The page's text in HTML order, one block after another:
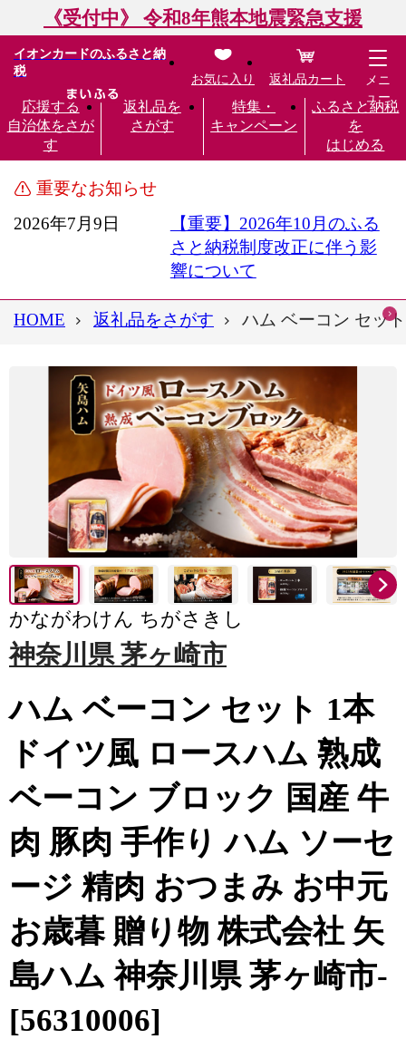
《受付中》 令和8年熊本地震緊急支援
イオンカードのふるさと納
税
応援する
自治体をさが
す
返礼品を
さがす
特集・
キャンペーン
ふるさと納税
を
はじめる
お気に入り 返礼品カート
メニ
ュー
重要なお知らせ
2026年7月9日
【重要】2026年10月のふる
さと納税制度改正に伴う影
響について
HOME 返礼品をさがす ハム ベーコン セッ
かながわけん ちがさきし
神奈川県 茅ヶ崎市
ハム ベーコン セット 1本
ドイツ風 ロースハム 熟成
ベーコン ブロック 国産 牛
肉 豚肉 手作り ハム ソーセ
ージ 精肉 おつまみ お中元
お歳暮 贈り物 株式会社 矢
島ハム 神奈川県 茅ヶ崎市-
[56310006]